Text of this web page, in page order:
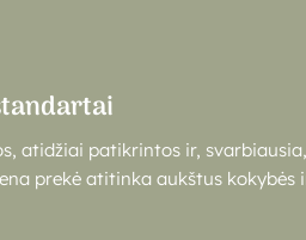
atidžiai patikrintos ir,
prekė atitinka aukštus kokybės